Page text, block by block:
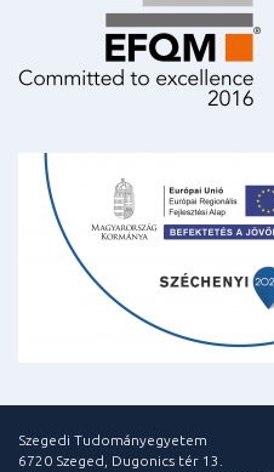
Szegedi Tudományegyetem
6720 Szeged, Dugonics tér 13.